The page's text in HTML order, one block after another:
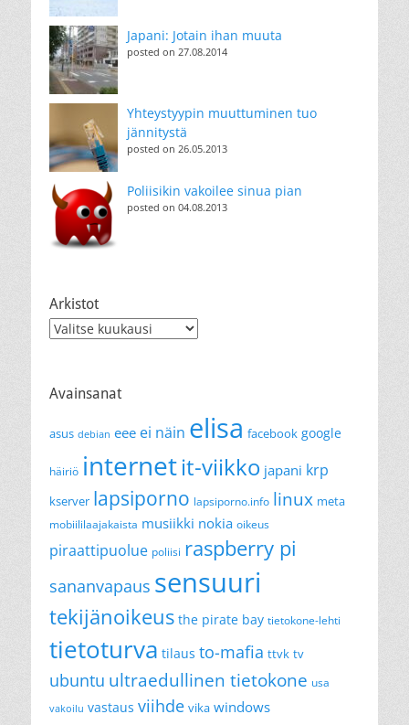
Japani: Jotain ihan muuta
posted on 27.08.2014
Yhteystyypin muuttuminen tuo
jännitystä
posted on 26.05.2013
Poliisikin vakoilee sinua pian
posted on 04.08.2013
Arkistot
Arkistot
Avainsanat
asus debian eee ei näin elisa facebook google
häiriö internetit-viikko japani krp
kserver lapsiporno lapsiporno.info linux meta
mobiililaajakaista musiikki nokia oikeus
piraattipuolue poliisi raspberry pi
sananvapaus sensuuri
tekijänoikeus the pirate bay tietokone-lehti
tietoturva tilaus to-mafia ttvk tv
ubuntu ultraedullinen tietokone usa
vakoilu vastaus viihde vika windows